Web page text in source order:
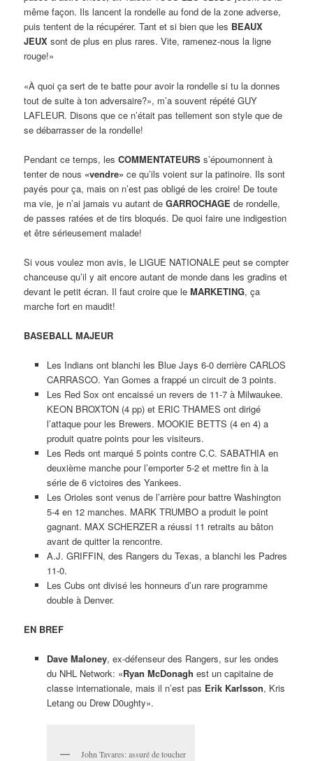
même façon. Ils lancent la rondelle au fond de la zone adverse,
puis tentent de la récupérer. Tant et si bien que les BEAUX
JEUX sont de plus en plus rares. Vite, ramenez-nous la ligne
rouge!»
«À quoi ça sert de te batte pour avoir la rondelle si tu la donnes
tout de suite à ton adversaire?», m’a souvent répété GUY
LAFLEUR. Disons que ce n’était pas tellement son style que de
se débarrasser de la rondelle!
Pendant ce temps, lesCOMMENTATEURSs’époumonnent à
tenter de nous «vendre» ce qu’ils voient sur la patinoire. Ils sont
payés pour ça, mais on n’est pas obligé de les croire! De toute
ma vie, je n’ai jamais vu autant deGARROCHAGE de rondelle,
de passes ratées et de tirs bloqués. De quoi faire une indigestion
et être sérieusement malade!
Si vous voulez mon avis, le LIGUE NATIONALE peut se compter
chanceuse qu’il y ait encore autant de monde dans les gradins et
devant le petit écran. Il faut croire que leMARKETING, ça
marche fort en maudit!
BASEBALL MAJEUR
Les Indians ont blanchi les Blue Jays 6-0 derrière CARLOS
CARRASCO. Yan Gomes a frappé un circuit de 3 points.
Les Red Sox ont encaissé un revers de 11-7 à Milwaukee.
KEON BROXTON (4 pp) et ERIC THAMES ont dirigé
l’attaque pour les Brewers. MOOKIE BETTS (4 en 4) a
produit quatre points pour les visiteurs.
Les Reds ont marqué 5 points contre C.C. SABATHIA en
deuxième manche pour l’emporter 5-2 et mettre fin à la
série de 6 victoires des Yankees.
Les Orioles sont venus de l’arrière pour battre Washington
5-4 en 12 manches. MARK TRUMBO a produit le point
gagnant. MAX SCHERZER a réussi 11 retraits au bâton
avant de quitter la rencontre.
A.J. GRIFFIN, des Rangers du Texas, a blanchi les Padres
11-0.
Les Cubs ont divisé les honneurs d’un rare programme
double à Denver.
EN BREF
Dave Maloney, ex-défenseur des Rangers, sur les ondes
du NHL Network: «Ryan McDonagh est un capitaine de
classe internationale, mais il n’est pas Erik Karlsson, Kris
Letang ou Drew D0ughty».
John Tavares: assuré de toucher